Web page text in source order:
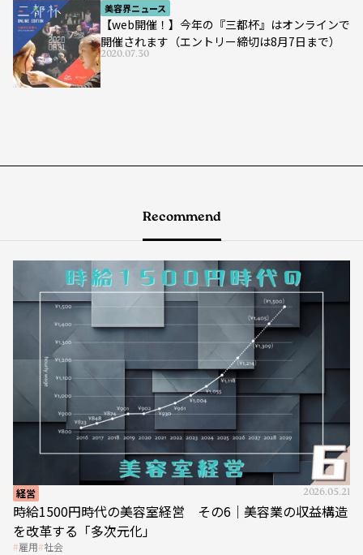
美容界ニュース
【web開催！】今年の『三都杯』はオンラインで
開催されます（エントリー締切は8月7日まで）
2020.07.30
Recommend
経営 2026.05.21
時給1500円時代の美容室経営 その6｜美容業の収益構造
を改革する「多次元化」
雇用 社会